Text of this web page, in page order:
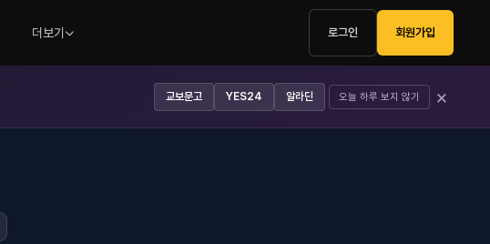
더보기 로그인 회원가입
교보문고 YES24 알라딘 오늘 하루 보지 않기 ×